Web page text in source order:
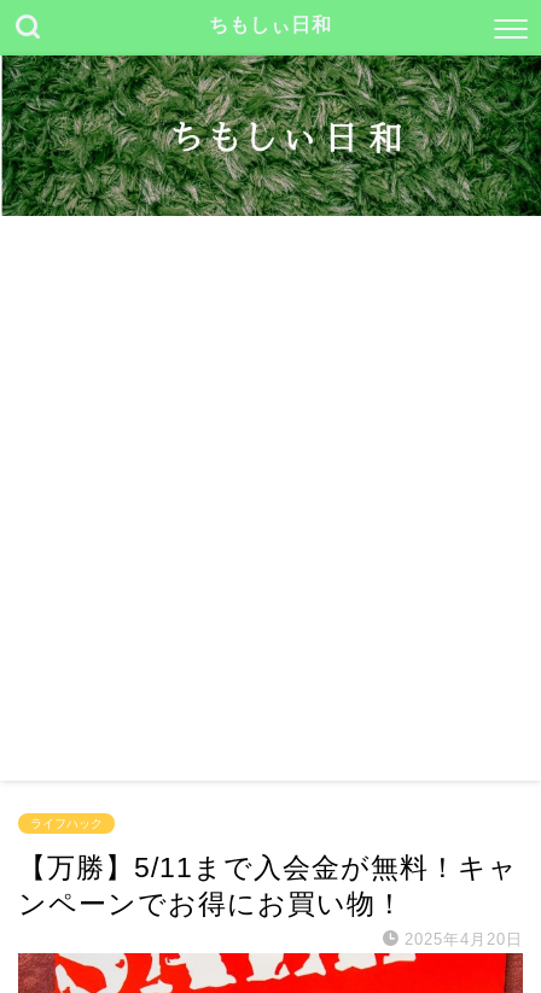
ちもしぃ日和
ライフハック
【万勝】5/11まで入会金が無料！キャ
ンペーンでお得にお買い物！
2025年4月20日